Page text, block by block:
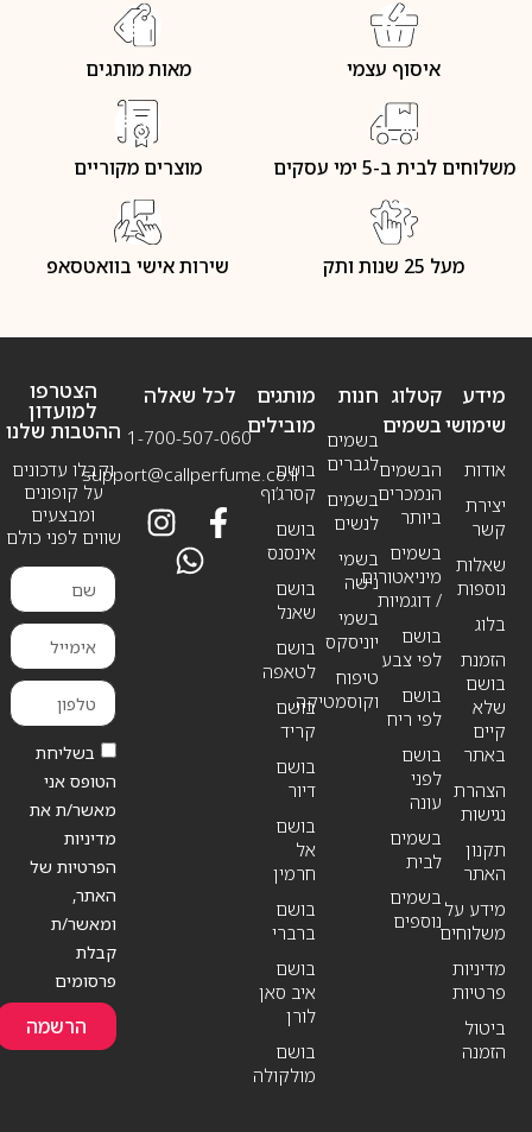
איסוף עצמי מאות מותגים
משלוחים לבית ב-5 ימי עסקים מוצרים מקוריים
מעל 25 שנות ותק שירות אישי בוואטסאפ
מידע
שימושי
אודות
יצירת
קשר
שאלות
נוספות
בלוג
הזמנת
בושם
שלא
קיים
באתר
הצהרת
נגישות
תקנון
האתר
מידע על
משלוחים
מדיניות
פרטיות
ביטול
הזמנה
חנות
בשמים
לגברים
בשמים
לנשים
בשמי
נישה
בשמי
יוניסקס
טיפוח
וקוסמטיקה
קטלוג
בשמים
הבשמים
הנמכרים
ביותר
בשמים
מיניאטורים
/ דוגמיות
בושם
לפי צבע
בושם
לפי ריח
בושם
לפני
עונה
בשמים
לבית
בשמים
נוספים
מותגים
מובילים
בושם
קסרג’וף
בושם
אינסנס
בושם
שאנל
בושם
לטאפה
בושם
קריד
בושם
דיור
בושם
אל
חרמין
בושם
ברברי
בושם
איב סאן
לורן
בושם
מולקולה
לכל שאלה
1-700-507-060
support@callperfume.co.il
הצטרפו
למועדון
ההטבות שלנו
וקבלו עדכונים
על קופונים
ומבצעים
שווים לפני כולם
בשליחת
הטופס אני
מאשר/ת את
מדיניות
הפרטיות של
האתר,
ומאשר/ת
קבלת
פרסומים
הרשמה